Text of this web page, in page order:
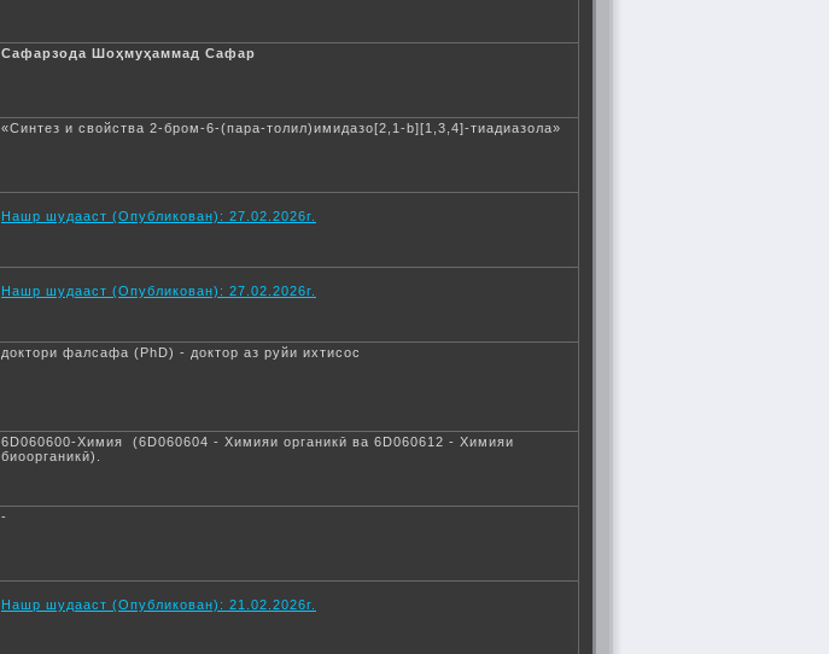
Сафарзода Шоҳмуҳаммад Сафар
«Синтез и свойства 2-бром-6-(пара-толил)имидазо[2,1-b][1,3,4]-тиадиазола»
Нашр шудааст (Опубликован): 27.02.2026г.
Нашр шудааст (Опубликован): 27.02.2026г.
доктори фалсафа (PhD) - доктор аз руйи ихтисос
6D060600-Химия (6D060604 - Химияи органикӣ ва 6D060612 - Химияи
биоорганикӣ).
-
Нашр шудааст (Опубликован): 21.02.2026г.